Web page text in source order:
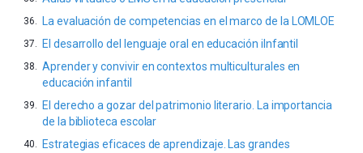
La evaluación de competencias en el marco de la LOMLOE
El desarrollo del lenguaje oral en educación iInfantil
Aprender y convivir en contextos multiculturales en
educación infantil
El derecho a gozar del patrimonio literario. La importancia
de la biblioteca escolar
Estrategias eficaces de aprendizaje. Las grandes